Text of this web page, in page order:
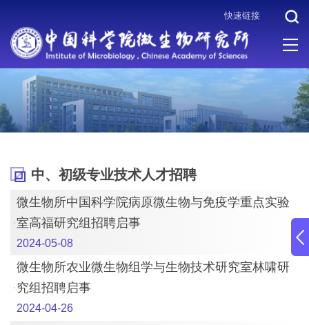
快速链接
中、初级专业技术人才招聘
微生物所中国科学院病原微生物与免疫学重点实验
室高福研究组招聘启事
2024-05-08
微生物所农业微生物组学与生物技术研究室林啸研
究组招聘启事
2024-04-26